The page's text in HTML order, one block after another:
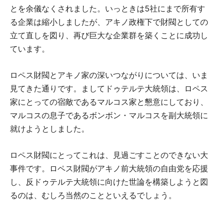
とを余儀なくされました。いっときは5社にまで所有す
る企業は縮小しましたが、アキノ政権下で財閥としての
立て直しを図り、再び巨大な企業群を築くことに成功し
ています。
ロペス財閥とアキノ家の深いつながりについては、いま
見てきた通りです。ましてドゥテルテ大統領は、ロペス
家にとっての宿敵であるマルコス家と懇意にしており、
マルコスの息子であるボンボン・マルコスを副大統領に
就けようとしました。
ロペス財閥にとってこれは、見過ごすことのできない大
事件です。ロペス財閥がアキノ前大統領の自由党を応援
し、反ドゥテルテ大統領に向けた世論を構築しようと図
るのは、むしろ当然のことといえるでしょう。